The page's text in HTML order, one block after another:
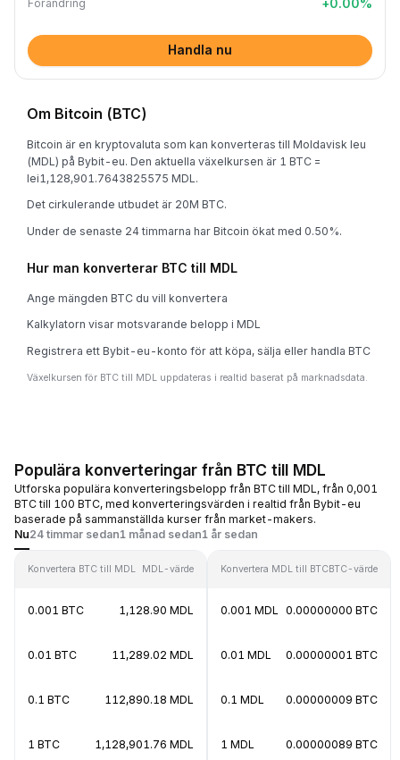
Förändring +0.00%
Handla nu
Om Bitcoin (BTC)
Bitcoin är en kryptovaluta som kan konverteras till Moldavisk leu
(MDL) på Bybit-eu. Den aktuella växelkursen är 1 BTC =
lei1,128,901.7643825575 MDL.
Det cirkulerande utbudet är 20M BTC.
Under de senaste 24 timmarna har Bitcoin ökat med 0.50%.
Hur man konverterar BTC till MDL
Ange mängden BTC du vill konvertera
Kalkylatorn visar motsvarande belopp i MDL
Registrera ett Bybit-eu-konto för att köpa, sälja eller handla BTC
Växelkursen för BTC till MDL uppdateras i realtid baserat på marknadsdata.
Populära konverteringar från BTC till MDL
Utforska populära konverteringsbelopp från BTC till MDL, från 0,001
BTC till 100 BTC, med konverteringsvärden i realtid från Bybit-eu
baserade på sammanställda kurser från market-makers.
Nu24 timmar sedan1 månad sedan1 år sedan
Konvertera BTC till MDL MDL-värde
0.001 BTC 1,128.90 MDL
0.01 BTC 11,289.02 MDL
0.1 BTC 112,890.18 MDL
1 BTC 1,128,901.76 MDL
Konvertera MDL till BTCBTC-värde
0.001 MDL 0.00000000 BTC
0.01 MDL 0.00000001 BTC
0.1 MDL 0.00000009 BTC
1 MDL 0.00000089 BTC